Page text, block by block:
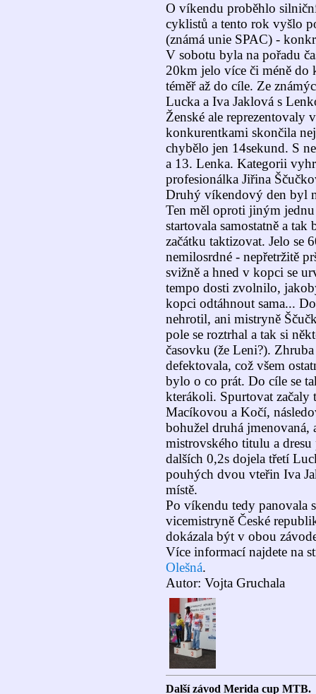
O víkendu proběhlo
cyklistů a tento rok vyšlo
(známá unie SPAC) -
V sobotu byla na pořadu
20km jelo více či méně do
téměř až do cíle. Ze
Lucka a Iva Jaklová s
Ženské ale reprezentovaly
konkurentkami skončila
chybělo jen 14sekund. S
a 13. Lenka. Kategorii
profesionálka Jiřina
Druhý víkendový den byl
Ten měl oproti jiným jednu
startovala samostatně a
začátku taktizovat. Jelo se
nemilosrdné - nepřetržitě
svižně a hned v kopci se
tempo dosti zvolnilo,
kopci odtáhnout sama...
nehrotil, ani mistryně
pole se roztrhal a tak si
časovku (že Leni?).
defektovala, což všem
bylo o co prát. Do cíle se
kterákoli. Spurtovat
Macíkovou a Kočí,
bohužel druhá
mistrovského titulu a
dalších 0,2s dojela třetí
pouhých dvou vteřin Iva
místě.
Po víkendu tedy panovala
vicemistryně České
dokázala být v obou
Více informací najdete na
Olešná.
Autor: Vojta Gruchala
Další závod Merida cup MTB.